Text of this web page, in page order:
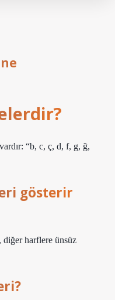
“b, c, ç, d, f, g, ğ,
gösterir
diğer harflere ünsüz